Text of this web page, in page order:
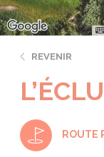
REVENIR
ROUTE